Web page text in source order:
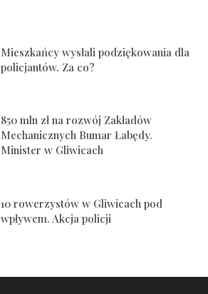
Mieszkańcy wysłali podziękowania dla
policjantów. Za co?
850 mln zł na rozwój Zakładów
Mechanicznych Bumar Łabędy.
Minister w Gliwicach
10 rowerzystów w Gliwicach pod
wpływem. Akcja policji